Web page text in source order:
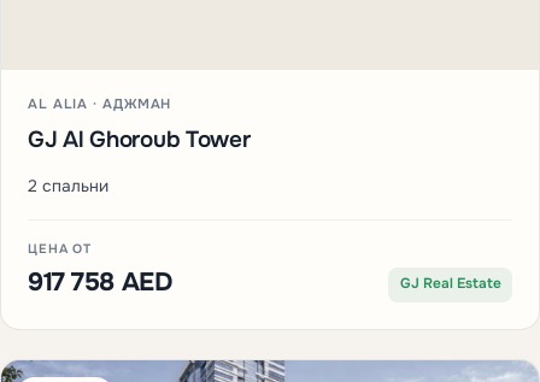
AL ALIA · АДЖМАН
GJ Al Ghoroub Tower
2 спальни
ЦЕНА ОТ
917 758 AED GJ Real Estate